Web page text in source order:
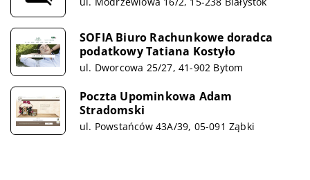
SOFIA Biuro Rachunkowe doradca
podatkowy Tatiana Kostyło
ul. Dworcowa 25/27, 41-902 Bytom
Poczta Upominkowa Adam
Stradomski
ul. Powstańców 43A/39, 05-091 Ząbki